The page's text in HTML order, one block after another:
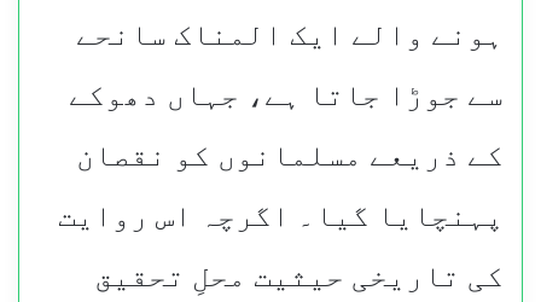
ہونے والے ایک المناک سانحے
سے جوڑا جاتا ہے، جہاں دھوکے
کے ذریعے مسلمانوں کو نقصان
پہنچایا گیا۔ اگرچہ اس روایت
کی تاریخی حیثیت محلِ تحقیق